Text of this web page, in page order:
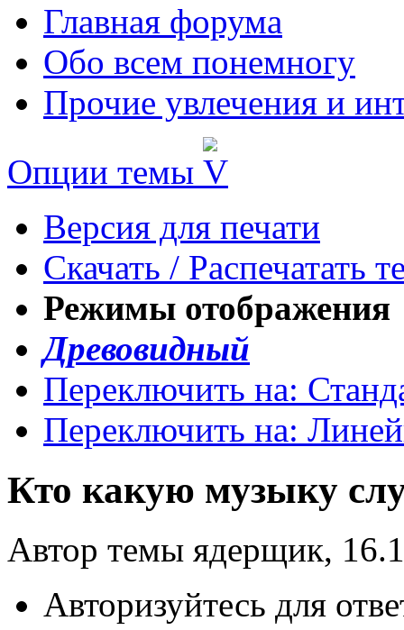
Главная форума
Обо всем понемногу
Прочие увлечения и
Опции темы
Версия для печати
Скачать / Распечатать
Режимы отображения
Древовидный
Переключить на:
Переключить на:
Кто какую музыку
Автор темы ядерщик,
Авторизуйтесь для